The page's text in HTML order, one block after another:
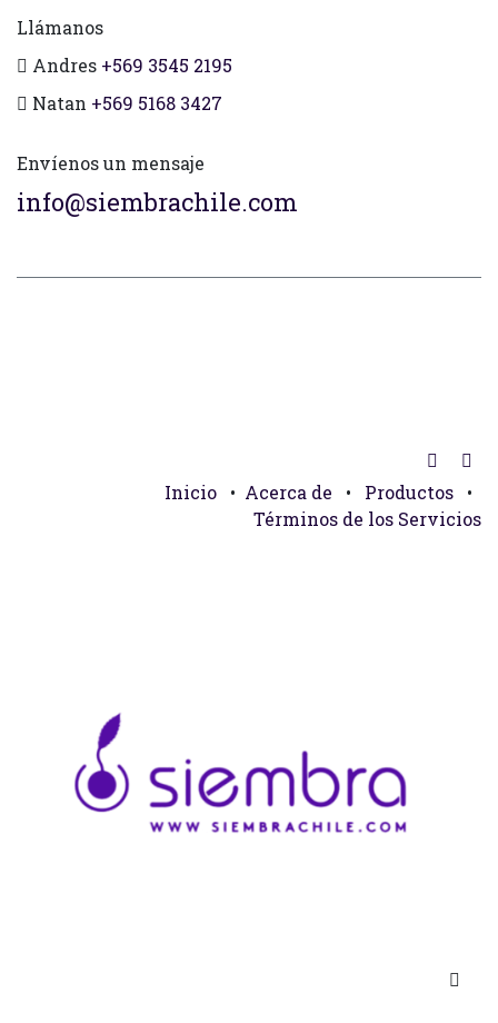
Llámanos
Andres +569 3545 2195
Natan +569 5168 3427
Envíenos un mensaje
info@siembrachile.com
Inicio • Acerca de • Productos
•
Términos de los Servicios